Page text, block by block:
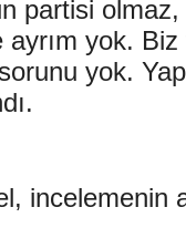
partisi
ayrım yok.
yok.
incelemenin